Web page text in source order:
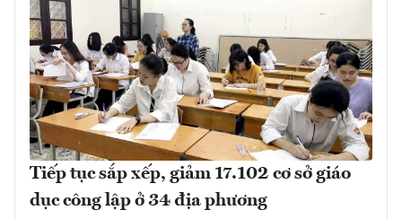
Tiếp tục sắp xếp, giảm 17.102 cơ sở giáo
dục công lập ở 34 địa phương